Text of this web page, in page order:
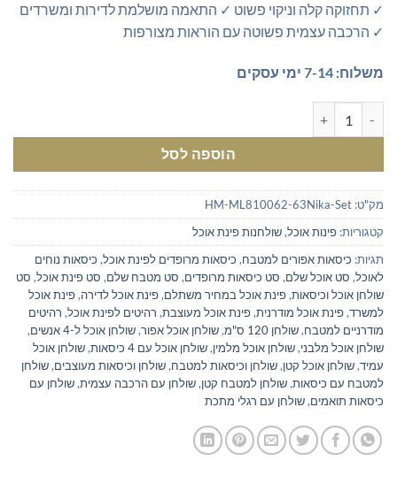
✓ תחזוקה קלה וניקוי פשוט ✓ התאמה מושלמת לדירות ומשרדים
✓ הרכבה עצמית פשוטה עם הוראות מצורפות
משלוח: 7-14 ימי עסקים
הוספה לסל
מק"ט: HM-ML810062-63Nika-Set
קטגוריות: פינות אוכל,שולחנות פינת אוכל
תגיות: כיסאות אפורים למטבח, כיסאות מרופדים לפינת אוכל, כיסאות נוחים
לאוכל, סט אוכל שלם, סט כיסאות מרופדים, סט מטבח שלם, סט פינת אוכל, סט
שולחן אוכל וכיסאות,פינת אוכל במחיר משתלם,פינת אוכל לדירה,פינת אוכל
למשרד,פינת אוכל מודרנית,פינת אוכל מעוצבת, רהיטים לפינת אוכל, רהיטים
מודרניים למטבח,שולחן 120 ס"מ ,שולחן אוכל אפור,שולחן אוכל ל-4 אנשים
,
שולחן אוכל מלבני,שולחן אוכל מלמין,שולחן אוכל עם 4 כיסאות ,שולחן אוכל
עמיד,שולחן אוכל קטן,שולחן וכיסאות למטבח,שולחן וכיסאות מעוצבים,שולחן
למטבח עם כיסאות,שולחן למטבח קטן,שולחן עם הרכבה עצמית,שולחן עם
כיסאות תואמים,שולחן עם רגלי מתכת